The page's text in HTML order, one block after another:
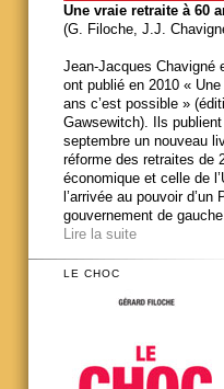
Une vraie retraite à 60
(G. Filoche, J.J.
Jean-Jacques Chavigné
ont publié en 2010 «
ans c’est possible »
Gawsewitch). Ils
septembre un nouveau
réforme des retraites de
économique et celle de
l’arrivée au pouvoir d’un
gouvernement de
Lire la suite
LE CHOC